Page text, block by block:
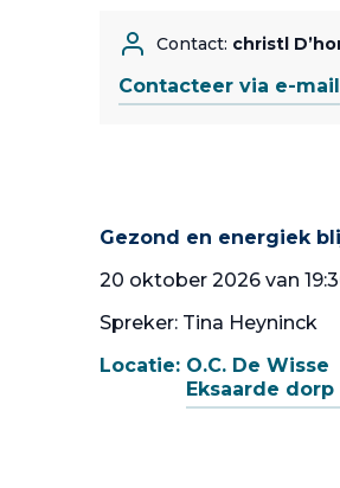
Contact: christl
Contacteer via e-mail
Gezond en energiek
20 oktober 2026 van
Spreker: Tina Heyninck
Locatie: O.C. De Wisse
Eksaarde dorp